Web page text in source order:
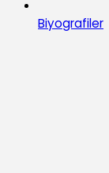
Biyografiler